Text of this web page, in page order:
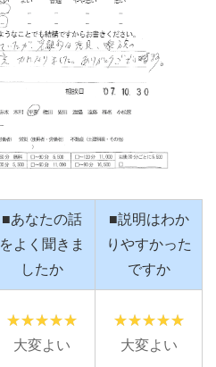
■あなたの話
をよく聞きま
したか
■説明はわか
りやすかった
ですか
大変よい 大変よい